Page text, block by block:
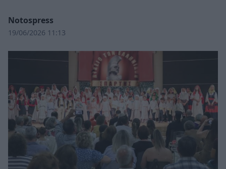
Notospress
19/06/2026 11:13